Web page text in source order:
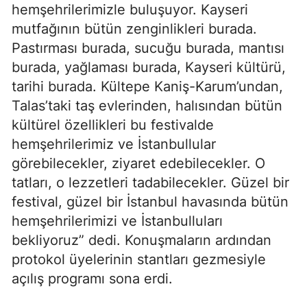
hemşehrilerimizle buluşuyor. Kayseri
mutfağının bütün zenginlikleri burada.
Pastırması burada, sucuğu burada, mantısı
burada, yağlaması burada, Kayseri kültürü,
tarihi burada. Kültepe Kaniş-Karum’undan,
Talas’taki taş evlerinden, halısından bütün
kültürel özellikleri bu festivalde
hemşehrilerimiz ve İstanbullular
görebilecekler, ziyaret edebilecekler. O
tatları, o lezzetleri tadabilecekler. Güzel bir
festival, güzel bir İstanbul havasında bütün
hemşehrilerimizi ve İstanbulluları
bekliyoruz” dedi. Konuşmaların ardından
protokol üyelerinin stantları gezmesiyle
açılış programı sona erdi.